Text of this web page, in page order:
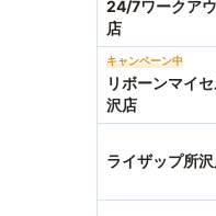
24/7ワークア
店
キャンペーン中
リボーンマイ
沢店
ライザップ所